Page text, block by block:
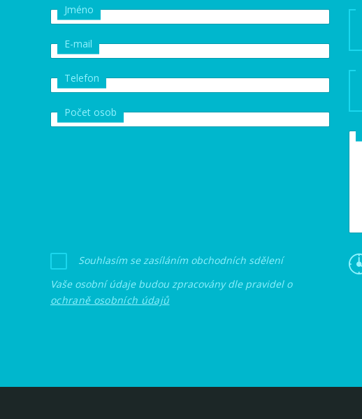
Jméno
E-mail
Telefon
Počet osob
Souhlasím se zasíláním obchodních sdělení
Vaše osobní údaje budou zpracovány dle pravidel o
ochraně osobních údajů